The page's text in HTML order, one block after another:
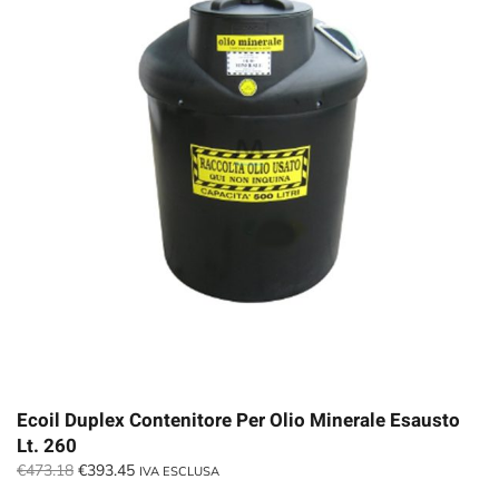
Ecoil Duplex Contenitore Per Olio Minerale Esausto
Lt. 260
€473.18 Il
€393.45IlIVA ESCLUSA